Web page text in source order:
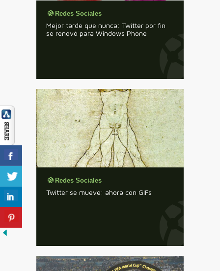
Redes Sociales
Mejor tarde que nunca: Twitter por fin
se renovó para Windows Phone
Redes Sociales
Twitter se mueve: ahora con GIFs